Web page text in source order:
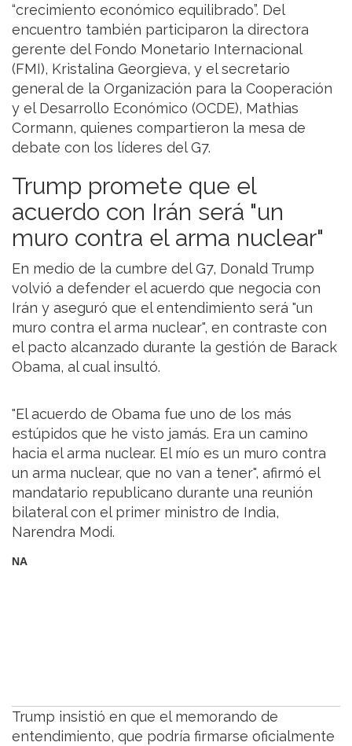
“crecimiento económico equilibrado”. Del
encuentro también participaron la directora
gerente del Fondo Monetario Internacional
(FMI), Kristalina Georgieva, y el secretario
general de la Organización para la Cooperación
y el Desarrollo Económico (OCDE), Mathias
Cormann, quienes compartieron la mesa de
debate con los líderes del G7.
Trump promete que el
acuerdo con Irán será "un
muro contra el arma nuclear"
En medio de la cumbre del G7, Donald Trump
volvió a defender el acuerdo que negocia con
Irán y aseguró que el entendimiento será "un
muro contra el arma nuclear", en contraste con
el pacto alcanzado durante la gestión de Barack
Obama, al cual insultó.
"El acuerdo de Obama fue uno de los más
estúpidos que he visto jamás. Era un camino
hacia el arma nuclear. El mío es un muro contra
un arma nuclear, que no van a tener", afirmó el
mandatario republicano durante una reunión
bilateral con el primer ministro de India,
Narendra Modi.
NA
Trump insistió en que el memorando de
entendimiento, que podría firmarse oficialmente